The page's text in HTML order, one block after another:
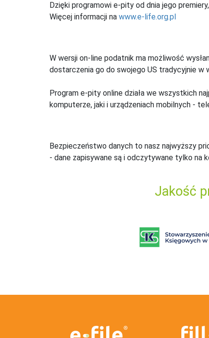
Dzięki programowi e-pity od dnia jego
Więcej informacji na www.e-life.org.pl
W wersji on-line podatnik ma możliwość
dostarczenia go do swojego US tradycyjnie w
Program e-pity online działa we wszystkich
komputerze, jaki i urządzeniach mobilnych -
Bezpieczeństwo danych to nasz najwyższy
- dane zapisywane są i odczytywane tylko na
Jakość